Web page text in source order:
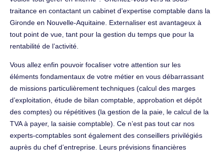
traitance en contactant un cabinet d’expertise comptable dans la
Gironde en Nouvelle-Aquitaine. Externaliser est avantageux à
tout point de vue, tant pour la gestion du temps que pour la
rentabilité de l’activité.
Vous allez enfin pouvoir focaliser votre attention sur les
éléments fondamentaux de votre métier en vous débarrassant
de missions particulièrement techniques (calcul des marges
d’exploitation, étude de bilan comptable, approbation et dépôt
des comptes) ou répétitives (la gestion de la paie, le calcul de la
TVA à payer, la saisie comptable). Ce n’est pas tout car nos
experts-comptables sont également des conseillers privilégiés
auprès du chef d’entreprise. Leurs prévisions financières